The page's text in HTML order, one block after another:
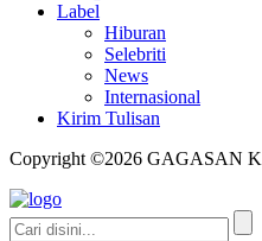
Label
Hiburan
Selebriti
News
Internasional
Kirim Tulisan
Copyright ©2026 GAGASAN